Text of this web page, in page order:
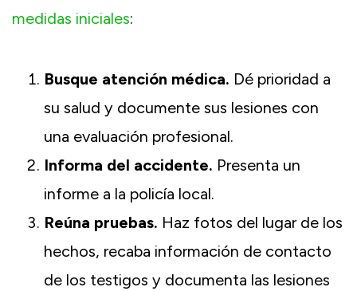
medidas iniciales:
Busque atención médica. Dé prioridad a
su salud y documente sus lesiones con
una evaluación profesional.
Informa del accidente. Presenta un
informe a la policía local.
Reúna pruebas. Haz fotos del lugar de los
hechos, recaba información de contacto
de los testigos y documenta las lesiones